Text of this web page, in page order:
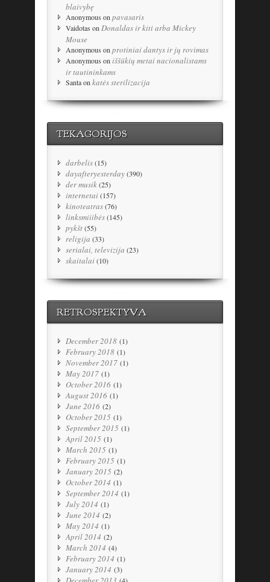
blaivybę
Anonymous on pavasaris
Vaidotas on Donaldas ir kiti arba Mickey
Mouse
Anonymous on protiniai dantys ir jų rovimas
Anonymous on iššūkių metai nacionalistams
ir tautininkams
Santaon katės sterilizacija
TEKAGORIJOS
darbelis(15)
dayafteryesterday(390)
der musik(25)
internetai(157)
kinoteatras(76)
linksmiiibės(145)
pykšt(55)
religija (33)
serialai, televizija (23)
skaitalai(10)
RETROSPEKTYVA
December 2018 (1)
February 2018 (1)
November 2017 (1)
May 2017 (1)
October 2016 (1)
August 2016 (1)
June 2016 (2)
October 2015 (1)
September 2015 (1)
April 2015 (1)
March 2015 (1)
February 2015 (1)
January 2015 (2)
October 2014 (1)
September 2014 (1)
July 2014 (1)
June 2014 (2)
May 2014 (1)
April 2014 (2)
March 2014 (4)
February 2014 (1)
January 2014 (3)